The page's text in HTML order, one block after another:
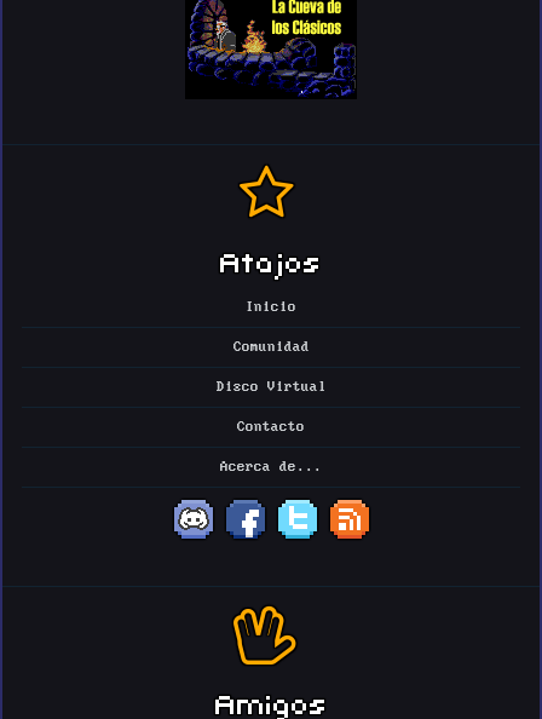
Atajos
Inicio
Comunidad
Disco Virtual
Contacto
Acerca de...
Amigos